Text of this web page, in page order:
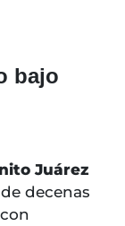
bajo
Juárez
decenas